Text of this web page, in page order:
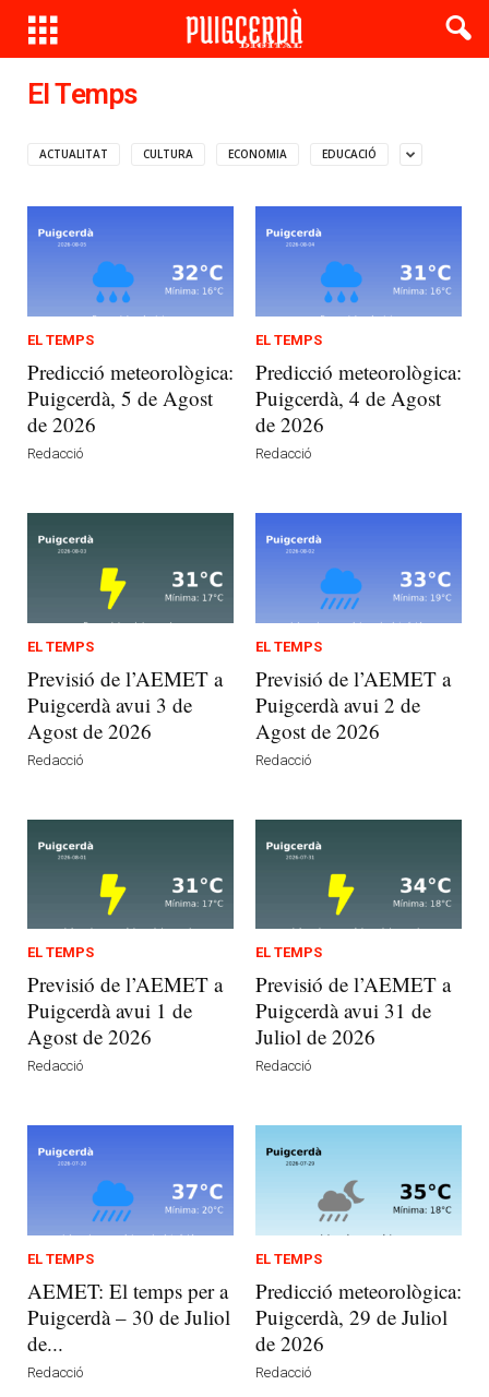
El Temps
ACTUALITAT CULTURA ECONOMIA EDUCACIÓ
EL TEMPS
Predicció meteorològica:
Puigcerdà, 5 de Agost
de 2026
Redacció
EL TEMPS
Predicció meteorològica:
Puigcerdà, 4 de Agost
de 2026
Redacció
EL TEMPS
Previsió de l’AEMET a
Puigcerdà avui 3 de
Agost de 2026
Redacció
EL TEMPS
Previsió de l’AEMET a
Puigcerdà avui 2 de
Agost de 2026
Redacció
EL TEMPS
Previsió de l’AEMET a
Puigcerdà avui 1 de
Agost de 2026
Redacció
EL TEMPS
Previsió de l’AEMET a
Puigcerdà avui 31 de
Juliol de 2026
Redacció
EL TEMPS
AEMET: El temps per a
Puigcerdà – 30 de Juliol
de...
Redacció
EL TEMPS
Predicció meteorològica:
Puigcerdà, 29 de Juliol
de 2026
Redacció